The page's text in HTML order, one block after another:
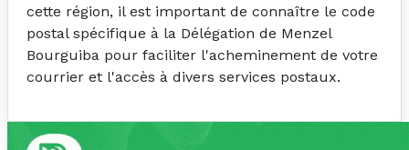
cette région, il est important de connaître le code
postal spécifique à la Délégation de Menzel
Bourguiba pour faciliter l'acheminement de votre
courrier et l'accès à divers services postaux.